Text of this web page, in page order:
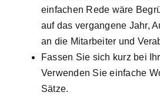
einfachen Rede wäre
auf das vergangene Jahr,
an die Mitarbeiter und
Fassen Sie sich kurz bei
Verwenden Sie einfache
Sätze.